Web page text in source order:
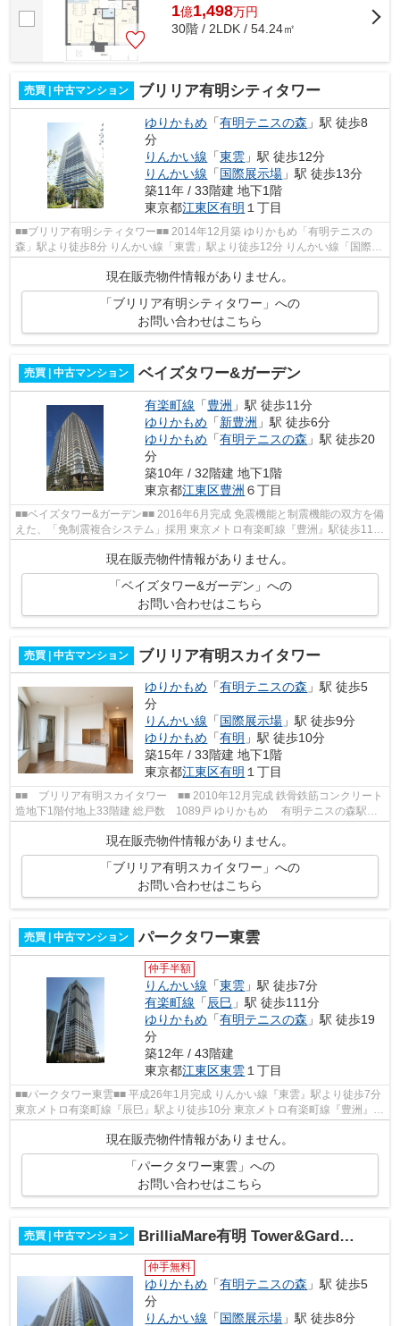
1億1,498万円
30階 / 2LDK / 54.24㎡
売買 | 中古マンション ブリリア有明シティタワー
ゆりかもめ 「有明テニスの森 」駅 徒歩8
分
りんかい線 「東雲 」駅 徒歩12分
りんかい線 「国際展示場 」駅 徒歩13分
築11年 / 33階建 地下1階
東京都江東区有明 １丁目
■■ブリリア有明シティタワー■■ 2014年12月築 ゆりかもめ「有明テニスの
森」駅より徒歩8分 りんかい線「東雲」駅より徒歩12分 りんかい線「国際展
現在販売物件情報がありません。
「ブリリア有明シティタワー」への
お問い合わせはこちら
売買 | 中古マンション ベイズタワー&ガーデン
有楽町線 「豊洲 」駅 徒歩11分
ゆりかもめ 「新豊洲 」駅 徒歩6分
ゆりかもめ 「有明テニスの森 」駅 徒歩20
分
築10年 / 32階建 地下1階
東京都江東区豊洲 ６丁目
■■ベイズタワー&ガーデン■■ 2016年6月完成 免震機能と制震機能の双方を備
えた、「免制震複合システム」採用 東京メトロ有楽町線『豊洲』駅徒歩11
分 ゆりかもめ『新豊洲』駅...
現在販売物件情報がありません。
「ベイズタワー&ガーデン」への
お問い合わせはこちら
売買 | 中古マンション ブリリア有明スカイタワー
ゆりかもめ 「有明テニスの森 」駅 徒歩5
分
りんかい線 「国際展示場 」駅 徒歩9分
ゆりかもめ 「有明 」駅 徒歩10分
築15年 / 33階建 地下1階
東京都江東区有明 １丁目
■■ ブリリア有明スカイタワー ■■ 2010年12月完成 鉄骨鉄筋コンクリート
造地下1階付地上33階建 総戸数 1089戸 ゆりかもめ 有明テニスの森駅
現在販売物件情報がありません。
「ブリリア有明スカイタワー」への
お問い合わせはこちら
売買 | 中古マンション パークタワー東雲
仲手半額
りんかい線 「東雲 」駅 徒歩7分
有楽町線 「 辰巳 」駅 徒歩111分
ゆりかもめ 「有明テニスの森 」駅 徒歩19
分
築12年 / 43階建
東京都江東区東雲 １丁目
■■パークタワー東雲■■ 平成26年1月完成 りんかい線『東雲』駅より徒歩7分
東京メトロ有楽町線『辰巳』駅より徒歩10分 東京メトロ有楽町線『豊洲』駅
現在販売物件情報がありません。
「パークタワー東雲」への
お問い合わせはこちら
売買 | 中古マンション BrilliaMare有明 Tower&Garden
仲手無料
ゆりかもめ 「有明テニスの森 」駅 徒歩5
分
りんかい線 「国際展示場 」駅 徒歩8分